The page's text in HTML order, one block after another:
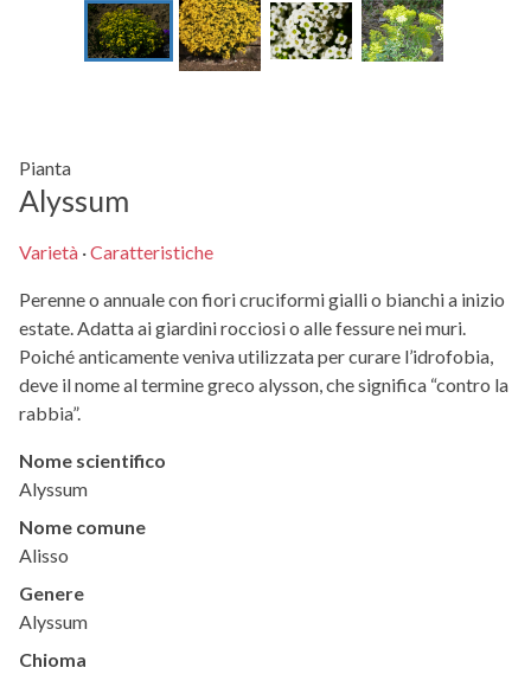
Pianta
Alyssum
Varietà ·Caratteristiche
Perenne o annuale con fiori cruciformi gialli o bianchi a inizio
estate. Adatta ai giardini rocciosi o alle fessure nei muri.
Poiché anticamente veniva utilizzata per curare l’idrofobia,
deve il nome al termine greco alysson, che significa “contro la
rabbia”.
Nome scientifico
Alyssum
Nome comune
Alisso
Genere
Alyssum
Chioma